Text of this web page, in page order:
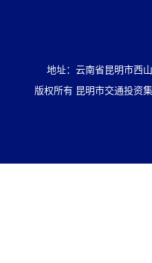
地址：云南省昆明市西
版权所有 昆明市交通投资